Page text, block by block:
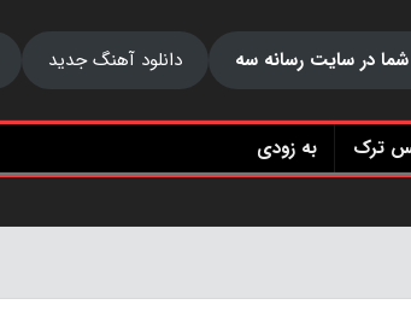
در سایت رسانه سه دانلود آهنگ جدید
ترک به زودی